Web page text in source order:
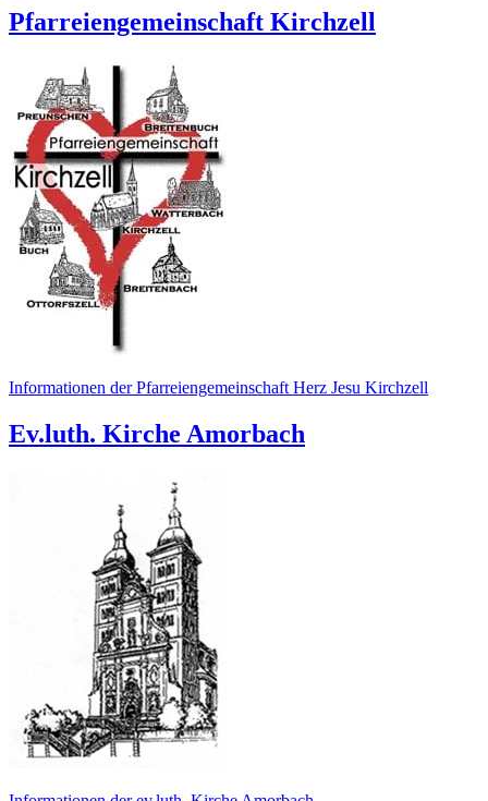
Pfarreiengemeinschaft Kirchzell
Informationen der Pfarreiengemeinschaft Herz Jesu Kirchzell
Ev.luth. Kirche Amorbach